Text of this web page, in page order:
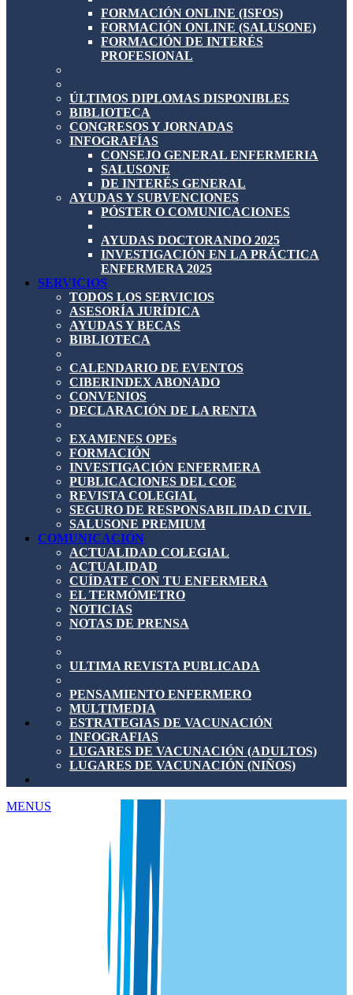
FORMACIÓN ONLINE (ISFOS)
FORMACIÓN ONLINE (SALUSONE)
FORMACIÓN DE INTERÉS
PROFESIONAL
ÚLTIMOS DIPLOMAS DISPONIBLES
BIBLIOTECA
CONGRESOS Y JORNADAS
INFOGRAFÍAS
CONSEJO GENERAL ENFERMERIA
SALUSONE
DE INTERÉS GENERAL
AYUDAS Y SUBVENCIONES
PÓSTER O COMUNICACIONES
AYUDAS DOCTORANDO 2025
INVESTIGACIÓN EN LA PRÁCTICA
ENFERMERA 2025
SERVICIOS
TODOS LOS SERVICIOS
ASESORÍA JURÍDICA
AYUDAS Y BECAS
BIBLIOTECA
CALENDARIO DE EVENTOS
CIBERINDEX ABONADO
CONVENIOS
DECLARACIÓN DE LA RENTA
EXAMENES OPEs
FORMACIÓN
INVESTIGACIÓN ENFERMERA
PUBLICACIONES DEL COE
REVISTA COLEGIAL
SEGURO DE RESPONSABILIDAD CIVIL
SALUSONE PREMIUM
COMUNICACIÓN
ACTUALIDAD COLEGIAL
ACTUALIDAD
CUÍDATE CON TU ENFERMERA
EL TERMÓMETRO
NOTICIAS
NOTAS DE PRENSA
ULTIMA REVISTA PUBLICADA
PENSAMIENTO ENFERMERO
MULTIMEDIA
ESTRATEGIAS DE VACUNACIÓN
INFOGRAFIAS
LUGARES DE VACUNACIÓN (ADULTOS)
LUGARES DE VACUNACIÓN (NIÑOS)
MENUS